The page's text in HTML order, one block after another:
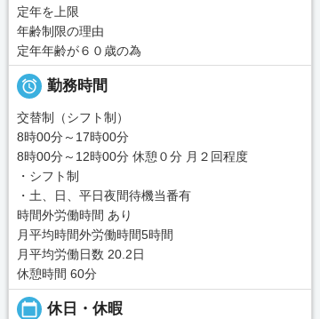
定年を上限
年齢制限の理由
定年年齢が６０歳の為
 勤務時間
交替制（シフト制）
8時00分～17時00分
8時00分～12時00分 休憩０分 月２回程度
・シフト制
・土、日、平日夜間待機当番有
時間外労働時間 あり
月平均時間外労働時間5時間
月平均労働日数 20.2日
休憩時間 60分
calendar_today 休日・休暇